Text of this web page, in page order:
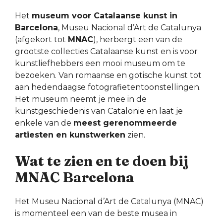
Het museum voor Catalaanse kunst in
Barcelona, Museu Nacional d’Art de Catalunya
(afgekort tot MNAC), herbergt een van de
grootste collecties Catalaanse kunst en is voor
kunstliefhebbers een mooi museum om te
bezoeken. Van romaanse en gotische kunst tot
aan hedendaagse fotografietentoonstellingen.
Het museum neemt je mee in de
kunstgeschiedenis van Catalonië en laat je
enkele van de meest gerenommeerde
artiesten en kunstwerken zien.
Wat te zien en te doen bij
MNAC Barcelona
Het Museu Nacional d’Art de Catalunya (MNAC)
is momenteel een van de beste musea in